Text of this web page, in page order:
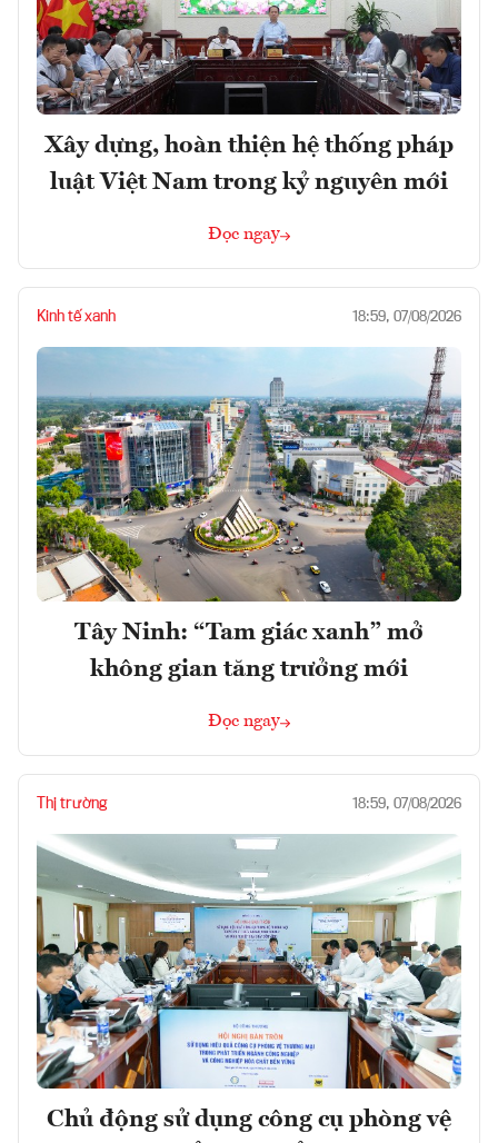
Xây dựng, hoàn thiện hệ thống pháp
luật Việt Nam trong kỷ nguyên mới
Đọc ngay
Kinh tế xanh 18:59, 07/08/2026
Tây Ninh: “Tam giác xanh” mở
không gian tăng trưởng mới
Đọc ngay
Thị trường 18:59, 07/08/2026
Chủ động sử dụng công cụ phòng vệ